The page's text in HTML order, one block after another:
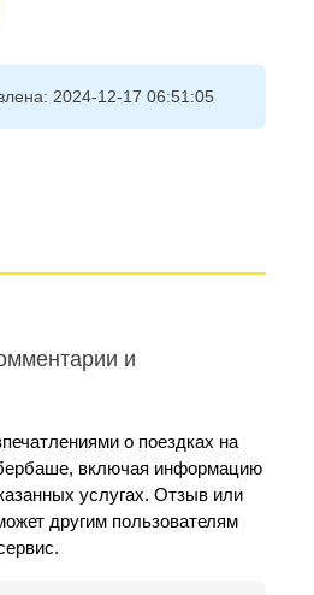
2024-12-17 06:51:05
и
о поездках на
включая информацию
услугах. Отзыв или
другим пользователям